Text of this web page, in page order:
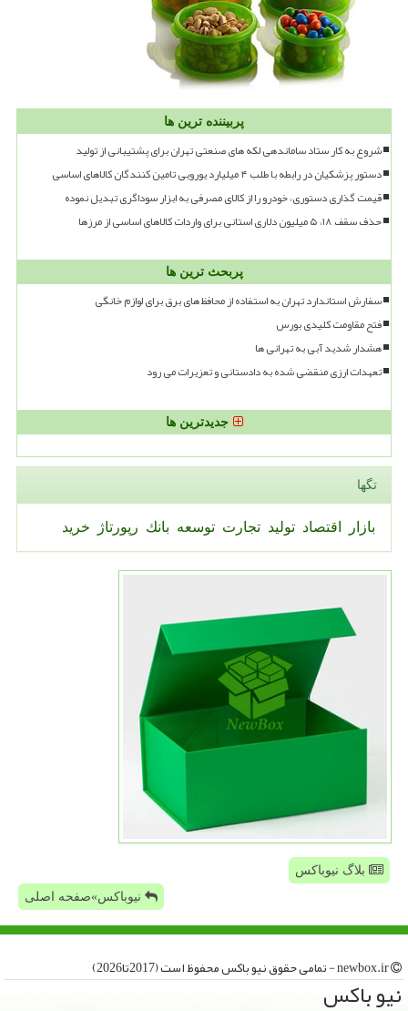
پربیننده ترین ها
شروع به کار ستاد ساماندهی لکه های صنعتی تهران برای پشتیبانی از تولید
دستور پزشکیان در رابطه با طلب ۴ میلیارد یورویی تامین کنندگان کالاهای اساسی
قیمت گذاری دستوری، خودرو را از کالای مصرفی به ابزار سوداگری تبدیل نموده
حذف سقف ۱۸، ۵ میلیون دلاری استانی برای واردات کالاهای اساسی از مرزها
پربحث ترین ها
سفارش استاندارد تهران به استفاده از محافظ های برق برای لوازم خانگی
فتح مقاومت کلیدی بورس
هشدار شدید آبی به تهرانی ها
تعهدات ارزی منقضی شده به دادستانی و تعزیرات می رود
جدیدترین ها
تگها
بازار اقتصاد تولید تجارت توسعه بانك رپورتاژ خرید
بلاگ نیوباکس
نیوباکس»صفحه اصلی
نیو باكس